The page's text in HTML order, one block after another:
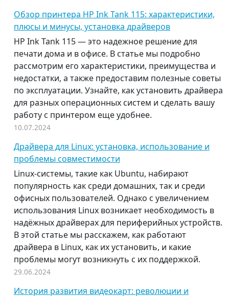
Обзор принтера HP Ink Tank 115: характеристики,
плюсы и минусы, установка драйверов
HP Ink Tank 115 — это надежное решение для
печати дома и в офисе. В статье мы подробно
рассмотрим его характеристики, преимущества и
недостатки, а также предоставим полезные советы
по эксплуатации. Узнайте, как установить драйвера
для разных операционных систем и сделать вашу
работу с принтером еще удобнее.
10.07.2024
Драйвера для Linux: установка, использование и
проблемы совместимости
Linux-системы, такие как Ubuntu, набирают
популярность как среди домашних, так и среди
офисных пользователей. Однако с увеличением
использования Linux возникает необходимость в
надёжных драйверах для периферийных устройств.
В этой статье мы расскажем, как работают
драйвера в Linux, как их установить, и какие
проблемы могут возникнуть с их поддержкой.
29.06.2024
История развития видеокарт: революции и